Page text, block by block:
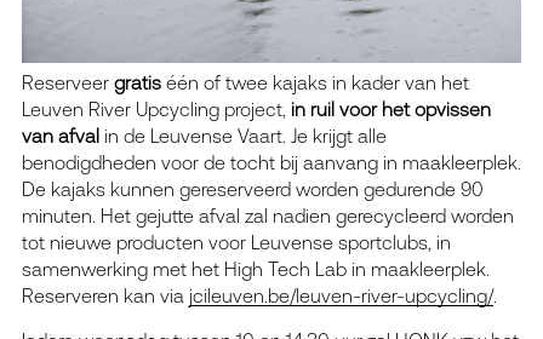
Reserveer gratis één of twee kajaks in kader van het
Leuven River Upcycling project, in ruil voor het opvissen
van afvalin de Leuvense Vaart. Je krijgt alle
benodigdheden voor de tocht bij aanvang in maakleerplek.
De kajaks kunnen gereserveerd worden gedurende 90
minuten. Het gejutte afval zal nadien gerecycleerd worden
tot nieuwe producten voor Leuvense sportclubs, in
samenwerking met het High Tech Lab in maakleerplek.
Reserveren kan via jcileuven.be/leuven-river-upcycling/.